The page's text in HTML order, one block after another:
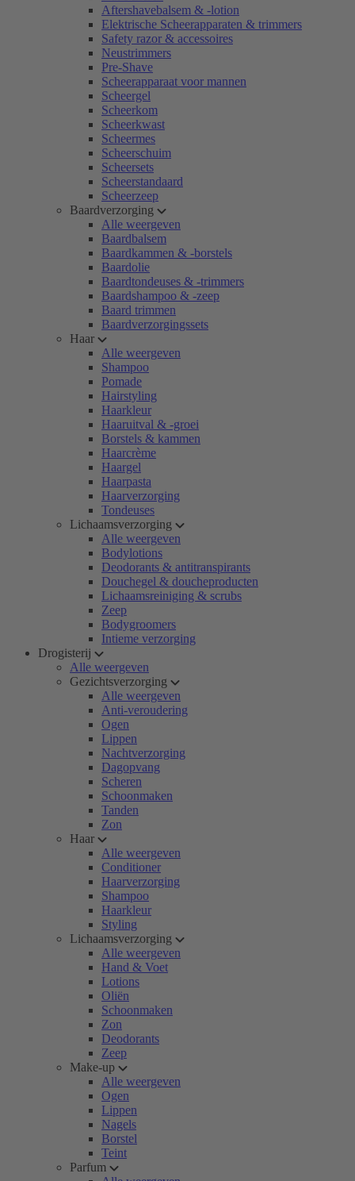
Aftershavebalsem & -lotion
Elektrische Scheerapparaten & trimmers
Safety razor & accessoires
Neustrimmers
Pre-Shave
Scheerapparaat voor mannen
Scheergel
Scheerkom
Scheerkwast
Scheermes
Scheerschuim
Scheersets
Scheerstandaard
Scheerzeep
Baardverzorging
Alle weergeven
Baardbalsem
Baardkammen & -borstels
Baardolie
Baardtondeuses & -trimmers
Baardshampoo & -zeep
Baard trimmen
Baardverzorgingssets
Haar
Alle weergeven
Shampoo
Pomade
Hairstyling
Haarkleur
Haaruitval & -groei
Borstels & kammen
Haarcrème
Haargel
Haarpasta
Haarverzorging
Tondeuses
Lichaamsverzorging
Alle weergeven
Bodylotions
Deodorants & antitranspirants
Douchegel & doucheproducten
Lichaamsreiniging & scrubs
Zeep
Bodygroomers
Intieme verzorging
Drogisterij
Alle weergeven
Gezichtsverzorging
Alle weergeven
Anti-veroudering
Ogen
Lippen
Nachtverzorging
Dagopvang
Scheren
Schoonmaken
Tanden
Zon
Haar
Alle weergeven
Conditioner
Haarverzorging
Shampoo
Haarkleur
Styling
Lichaamsverzorging
Alle weergeven
Hand & Voet
Lotions
Oliën
Schoonmaken
Zon
Deodorants
Zeep
Make-up
Alle weergeven
Ogen
Lippen
Nagels
Borstel
Teint
Parfum